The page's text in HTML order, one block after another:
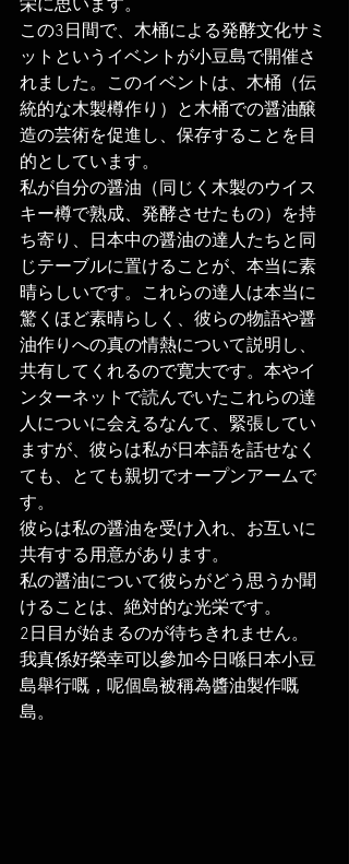
栄に思います。
この3日間で、木桶による発酵文化サミ
ットというイベントが小豆島で開催さ
れました。このイベントは、木桶（伝
統的な木製樽作り）と木桶での醤油醸
造の芸術を促進し、保存することを目
的としています。
私が自分の醤油（同じく木製のウイス
キー樽で熟成、発酵させたもの）を持
ち寄り、日本中の醤油の達人たちと同
じテーブルに置けることが、本当に素
晴らしいです。これらの達人は本当に
驚くほど素晴らしく、彼らの物語や醤
油作りへの真の情熱について説明し、
共有してくれるので寛大です。本やイ
ンターネットで読んでいたこれらの達
人についに会えるなんて、緊張してい
ますが、彼らは私が日本語を話せなく
ても、とても親切でオープンアームで
す。
彼らは私の醤油を受け入れ、お互いに
共有する用意があります。
私の醤油について彼らがどう思うか聞
けることは、絶対的な光栄です。
2日目が始まるのが待ちきれません。
我真係好榮幸可以參加今日喺日本小豆
島舉行嘅，呢個島被稱為醬油製作嘅
島。